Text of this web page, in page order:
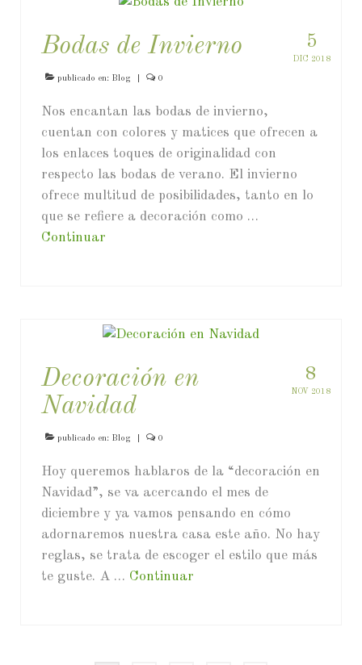
5
DIC 2018
Bodas de Invierno
publicado en: Blog 0
Nos encantan las bodas de invierno,
cuentan con colores y matices que ofrecen a
los enlaces toques de originalidad con
respecto las bodas de verano. El invierno
ofrece multitud de posibilidades, tanto en lo
que se refiere a decoración como …
Continuar
8
NOV 2018
Decoración en
Navidad
publicado en: Blog 0
Hoy queremos hablaros de la “decoración en
Navidad”, se va acercando el mes de
diciembre y ya vamos pensando en cómo
adornaremos nuestra casa este año. No hay
reglas, se trata de escoger el estilo que más
te guste. A … Continuar